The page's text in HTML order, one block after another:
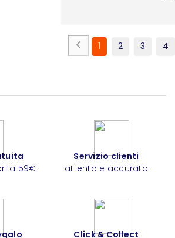
1 2 3 4
a 59€
Servizio clienti
attento e accurato
Click & Collect